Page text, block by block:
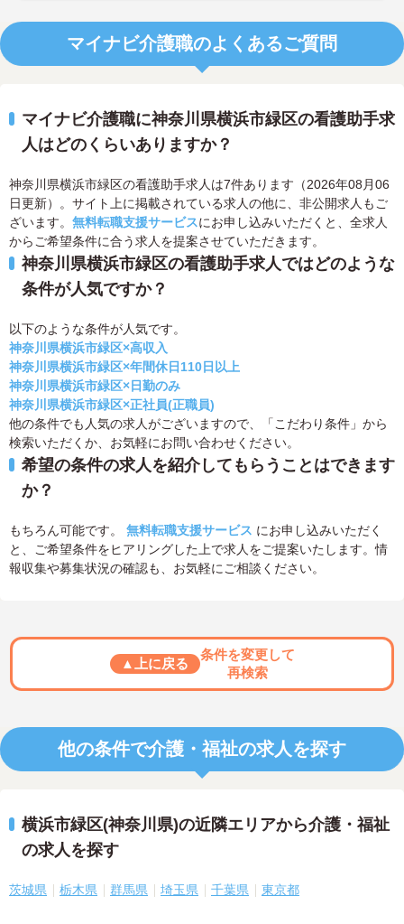
マイナビ介護職のよくあるご質問
マイナビ介護職に神奈川県横浜市緑区の看護助手求
人はどのくらいありますか？
神奈川県横浜市緑区の看護助手求人は7件あります（2026年08月06
日更新）。サイト上に掲載されている求人の他に、非公開求人もご
ざいます。 無料転職支援サービスにお申し込みいただくと、全求人
からご希望条件に合う求人を提案させていただきます。
神奈川県横浜市緑区の看護助手求人ではどのような
条件が人気ですか？
以下のような条件が人気です。
神奈川県横浜市緑区×高収入
神奈川県横浜市緑区×年間休日110日以上
神奈川県横浜市緑区×日勤のみ
神奈川県横浜市緑区×正社員(正職員)
他の条件でも人気の求人がございますので、「こだわり条件」から
検索いただくか、お気軽にお問い合わせください。
希望の条件の求人を紹介してもらうことはできます
か？
もちろん可能です。 無料転職支援サービス にお申し込みいただく
と、ご希望条件をヒアリングした上で求人をご提案いたします。情
報収集や募集状況の確認も、お気軽にご相談ください。
▲上に戻る
条件を変更して
再検索
他の条件で介護・福祉の求人を探す
横浜市緑区(神奈川県)の近隣エリアから介護・福祉
の求人を探す
茨城県 栃木県 群馬県 埼玉県 千葉県 東京都